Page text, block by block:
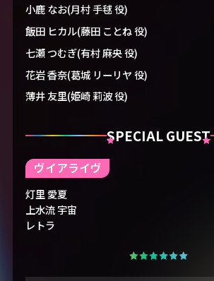
小鹿 なお(月村 手毬 役)
飯田 ヒカル(藤田 ことね 役)
七瀬 つむぎ(有村 麻央 役)
花岩 香奈(葛城 リーリヤ 役)
薄井 友里(姫崎 莉波 役)
SPECIAL GUEST
ヴイアライヴ
灯里 愛夏
上水流 宇宙
レトラ